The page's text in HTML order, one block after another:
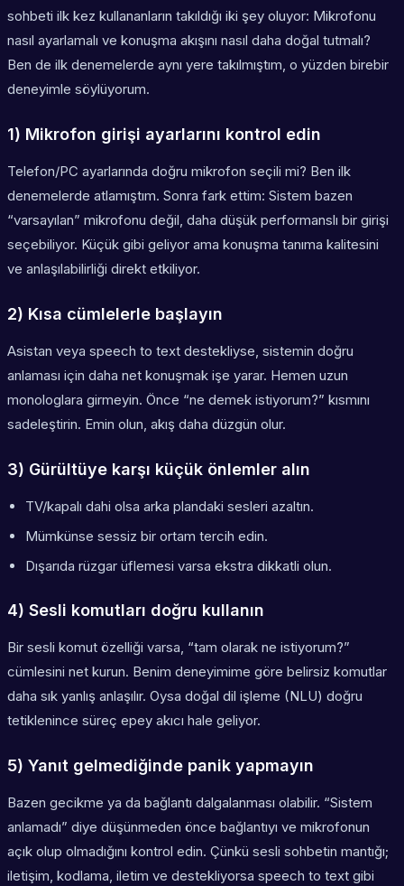
sohbeti ilk kez kullananların takıldığı iki şey oluyor: Mikrofonu
nasıl ayarlamalı ve konuşma akışını nasıl daha doğal tutmalı?
Ben de ilk denemelerde aynı yere takılmıştım, o yüzden birebir
deneyimle söylüyorum.
1) Mikrofon girişi ayarlarını kontrol edin
Telefon/PC ayarlarında doğru mikrofon seçili mi? Ben ilk
denemelerde atlamıştım. Sonra fark ettim: Sistem bazen
“varsayılan” mikrofonu değil, daha düşük performanslı bir girişi
seçebiliyor. Küçük gibi geliyor ama konuşma tanıma kalitesini
ve anlaşılabilirliği direkt etkiliyor.
2) Kısa cümlelerle başlayın
Asistan veya speech to text destekliyse, sistemin doğru
anlaması için daha net konuşmak işe yarar. Hemen uzun
monologlara girmeyin. Önce “ne demek istiyorum?” kısmını
sadeleştirin. Emin olun, akış daha düzgün olur.
3) Gürültüye karşı küçük önlemler alın
TV/kapalı dahi olsa arka plandaki sesleri azaltın.
Mümkünse sessiz bir ortam tercih edin.
Dışarıda rüzgar üflemesi varsa ekstra dikkatli olun.
4) Sesli komutları doğru kullanın
Bir sesli komut özelliği varsa, “tam olarak ne istiyorum?”
cümlesini net kurun. Benim deneyimime göre belirsiz komutlar
daha sık yanlış anlaşılır. Oysa doğal dil işleme (NLU) doğru
tetiklenince süreç epey akıcı hale geliyor.
5) Yanıt gelmediğinde panik yapmayın
Bazen gecikme ya da bağlantı dalgalanması olabilir. “Sistem
anlamadı” diye düşünmeden önce bağlantıyı ve mikrofonun
açık olup olmadığını kontrol edin. Çünkü sesli sohbetin mantığı;
iletişim, kodlama, iletim ve destekliyorsa speech to text gibi